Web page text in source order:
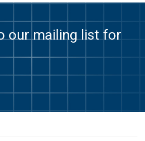
our mailing list for